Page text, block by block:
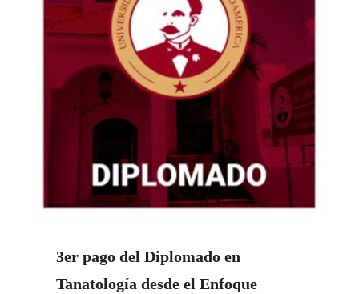
3er pago del Diplomado en
Tanatología desde el Enfoque